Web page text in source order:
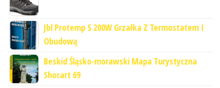
Jbl Protemp S 200W Grzałka Z Termostatem I
Obudową
Beskid Śląsko-morawski Mapa Turystyczna
Shocart 69